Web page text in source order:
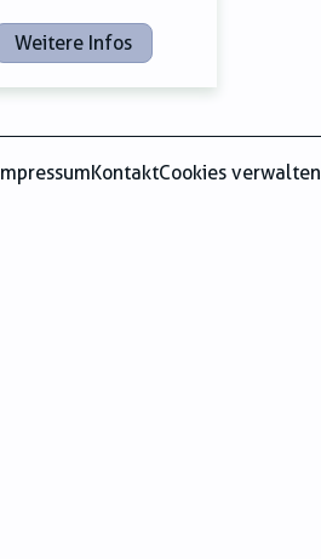
Weitere Infos
Impressum KontaktCookies verwalten